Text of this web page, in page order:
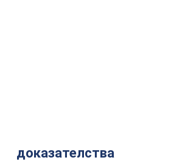
доказателства